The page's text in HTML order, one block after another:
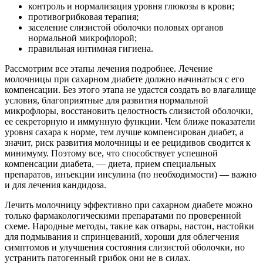
контроль и нормализация уровня глюкозы в крови;
противогрибковая терапия;
заселение слизистой оболочки половых органов
нормальной микрофлорой;
правильная интимная гигиена.
Рассмотрим все этапы лечения подробнее. Лечение
молочницы при сахарном диабете должно начинаться с его
компенсации. Без этого этапа не удастся создать во влагалище
условия, благоприятные для развития нормальной
микрофлоры, восстановить целостность слизистой оболочки,
ее секреторную и иммунную функции. Чем ближе показатели
уровня сахара к норме, тем лучше компенсирован диабет, а
значит, риск развития молочницы и ее рецидивов сводится к
минимуму. Поэтому все, что способствует успешной
компенсации диабета, — диета, прием специальных
препаратов, инъекции инсулина (по необходимости) — важно
и для лечения кандидоза.
Лечить молочницу эффективно при сахарном диабете можно
только фармакологическими препаратами по проверенной
схеме. Народные методы, такие как отвары, настои, настойки
для подмывания и спринцеваний, хороши для облегчения
симптомов и улучшения состояния слизистой оболочки, но
устранить патогенный грибок они не в силах.